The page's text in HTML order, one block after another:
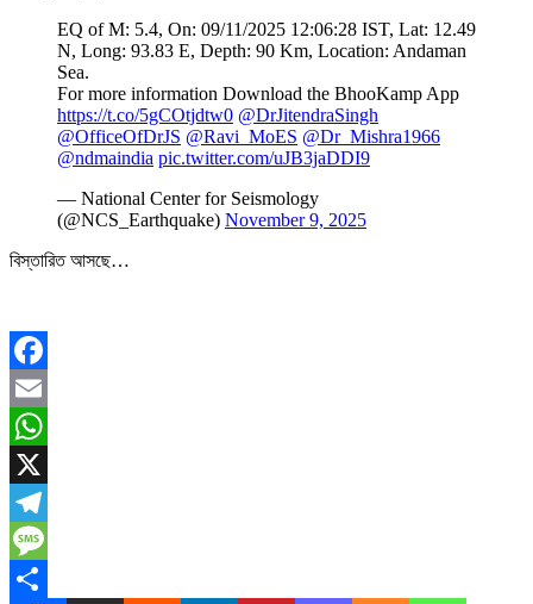
EQ of M: 5.4, On: 09/11/2025 12:06:28 IST, Lat: 12.49
N, Long: 93.83 E, Depth: 90 Km, Location: Andaman
Sea.
For more information Download the BhooKamp App
https://t.co/5gCOtjdtw0 @DrJitendraSingh
@OfficeOfDrJS @Ravi_MoES @Dr_Mishra1966
@ndmaindia pic.twitter.com/uJB3jaDDI9
— National Center for Seismology
(@NCS_Earthquake) November 9, 2025
বিস্তারিত আসছে…
Facebook
Email
WhatsApp
X
Telegram
Message